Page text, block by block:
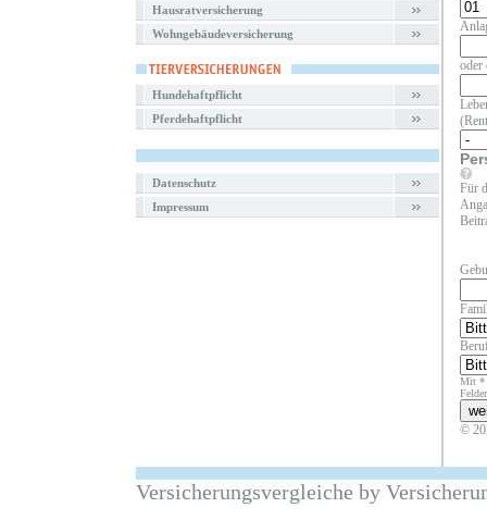
Hausratversicherung
Wohngebäudeversicherung
Hundehaftpflicht
Pferdehaftpflicht
Datenschutz
Impressum
oder
Für
Mit *
©
Versicherungsvergleiche by